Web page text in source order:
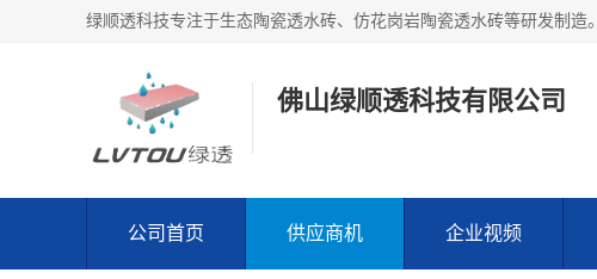
绿顺透科技专注于生态陶瓷透水砖、仿花岗岩陶瓷透水砖等研发制造。
佛山绿顺透科技有限公司
公司首页 供应商机 企业视频